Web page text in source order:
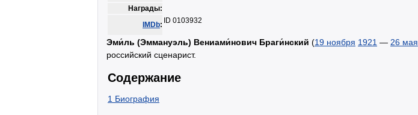
Награды:
IMDb: ID 0103932
Эми́ль (Эммануэль) Вениами́нович Браги́нский (19 ноября 1921 — 26 мая
российский сценарист.
Содержание
1 Биография